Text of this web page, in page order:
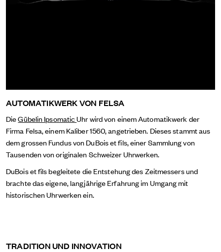
AUTOMATIKWERK VON FELSA
DieGübelin IpsomaticUhr wird von einem Automatikwerk der
Firma Felsa, einem Kaliber 1560, angetrieben. Dieses stammt aus
dem grossen Fundus von DuBois et fils, einer Sammlung von
Tausenden von originalen Schweizer Uhrwerken.
DuBois et fils begleitete die Entstehung des Zeitmessers und
brachte das eigene, langjährige Erfahrung im Umgang mit
historischen Uhrwerken ein.
TRADITION UND INNOVATION